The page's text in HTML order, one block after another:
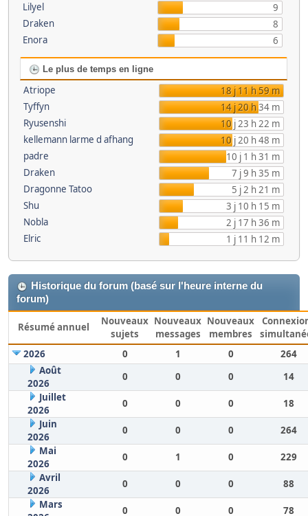
Lilyel
9
Draken
8
Enora
6
Le plus de temps en ligne
Atriope
18 j 11 h 59 m
Tyffyn
14 j 20 h 34 m
Ryusenshi
10 j 23 h 22 m
kellemann larme d afhang
10 j 20 h 48 m
padre
10 j 1 h 31 m
Draken
7 j 9 h 35 m
Dragonne Tatoo
5 j 2 h 21 m
Shu
3 j 10 h 15 m
Nobla
2 j 17 h 36 m
Elric
1 j 11 h 12 m
Historique du forum (basé sur l'heure interne du
forum)
Résumé annuel
Nouveaux
sujets
Nouveaux
messages
Nouveaux
membres
2026
0 1 0
264
Août
2026
0 0 0
14
Juillet
2026
0 0 0
18
Juin
2026
0 0 0
264
Mai
2026
0 1 0
229
Avril
2026
0 0 0
88
Mars
0 0 0 78